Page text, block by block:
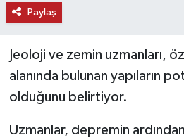
Paylaş
Jeoloji ve zemin uzmanları,
alanında bulunan yapıların
olduğunu belirtiyor.
Uzmanlar, depremin ardından
YAŞAM